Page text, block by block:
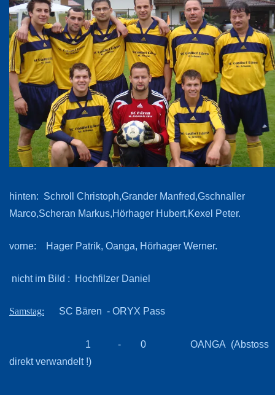
hinten: Schroll Christoph,Grander Manfred,Gschnaller
Marco,Scheran Markus,Hörhager Hubert,Kexel Peter.
vorne: Hager Patrik, Oanga, Hörhager Werner.
nicht im Bild : Hochfilzer Daniel
Samstag: SC Bären - ORYX Pass
1 - 0 OANGA (Abstoss
direkt verwandelt !)